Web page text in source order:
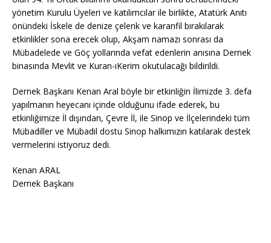
yönetim Kurulu Üyeleri ve katılımcılar ile birlikte, Atatürk Anıtı
önündeki İskele de denize çelenk ve karanfil bırakılarak
etkinlikler sona erecek olup, Akşam namazı sonrası da
Mübadelede ve Göç yollarında vefat edenlerin anısına Dernek
binasında Mevlit ve Kuran-ıKerim okutulacağı bildirildi.
Dernek Başkanı Kenan Aral böyle bir etkinliğin İlimizde 3. defa
yapılmanın heyecanı içinde olduğunu ifade ederek, bu
etkinliğimize İl dışından, Çevre İl, ile Sinop ve İlçelerindeki tüm
Mübadiller ve Mübadil dostu Sinop halkımızın katılarak destek
vermelerini istiyoruz dedi.
Kenan ARAL
Dernek Başkanı